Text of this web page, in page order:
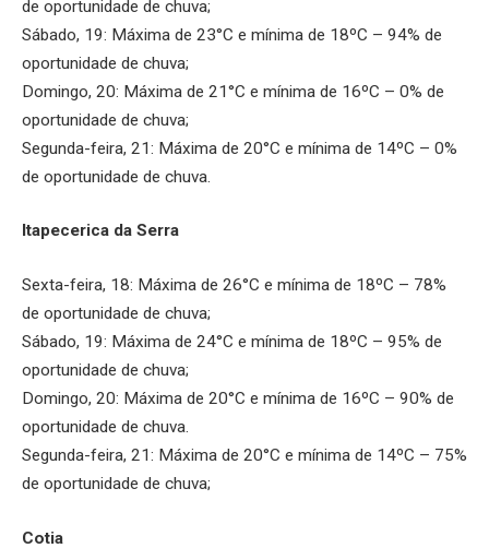
de oportunidade de chuva;
Sábado, 19: Máxima de 23°C e mínima de 18ºC – 94% de
oportunidade de chuva;
Domingo, 20: Máxima de 21°C e mínima de 16ºC – 0% de
oportunidade de chuva;
Segunda-feira, 21: Máxima de 20°C e mínima de 14ºC – 0%
de oportunidade de chuva.
Itapecerica da Serra
Sexta-feira, 18: Máxima de 26°C e mínima de 18ºC – 78%
de oportunidade de chuva;
Sábado, 19: Máxima de 24°C e mínima de 18ºC – 95% de
oportunidade de chuva;
Domingo, 20: Máxima de 20°C e mínima de 16ºC – 90% de
oportunidade de chuva.
Segunda-feira, 21: Máxima de 20°C e mínima de 14ºC – 75%
de oportunidade de chuva;
Cotia